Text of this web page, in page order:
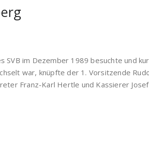
im Dezember 1989 besuchte und
war, knüpfte der 1. Vorsitzende
Franz-Karl Hertle und Kassierer